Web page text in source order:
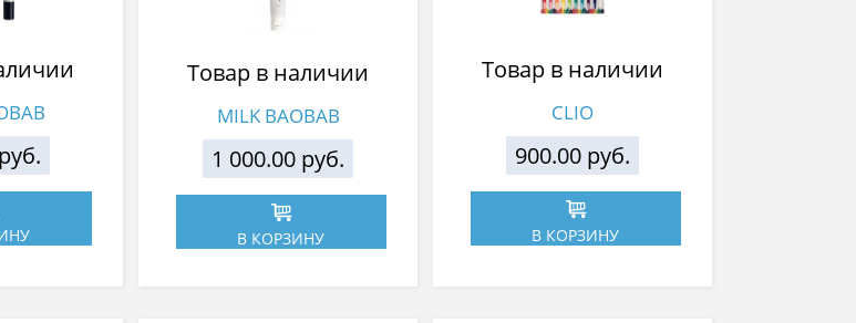
Товар в наличии
MILK BAOBAB
1 000.00 руб.
В КОРЗИНУ
Товар в наличии
CLIO
900.00 руб.
В КОРЗИНУ